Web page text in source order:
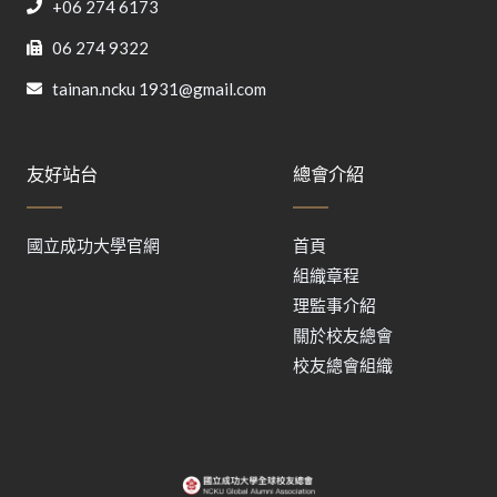
總會介紹
首頁
組織章程
理監事介紹
關於校友總會
校友總會組織
友好站台
國立成功大學官網
+06 274 6173
06 274 9322
tainan.ncku 1931@gmail.com